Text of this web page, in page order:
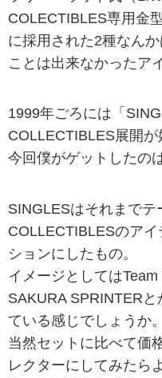
COLECTIBLES専用金
に採用された2種なん
ことは出来なかったア
1999年ごろには「
COLLECTIBLES展開が
今回僕がゲットしたの
SINGLESはそれまでテ
COLLECTIBLESのア
ションにしたもの。
イメージとしては
SAKURA SPRINTER
ている感じでしょうか。
当然セットに比べて価
レクターにしてみたら